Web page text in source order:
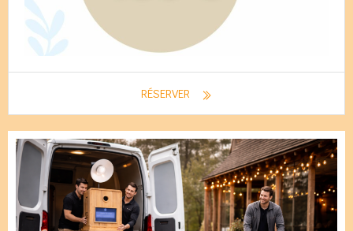
RÉSERVER